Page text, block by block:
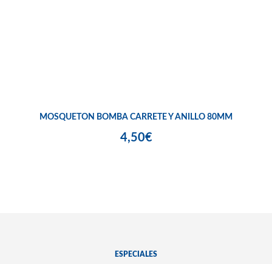
MOSQUETON BOMBA CARRETE Y ANILLO 80MM
4,50€
ESPECIALES